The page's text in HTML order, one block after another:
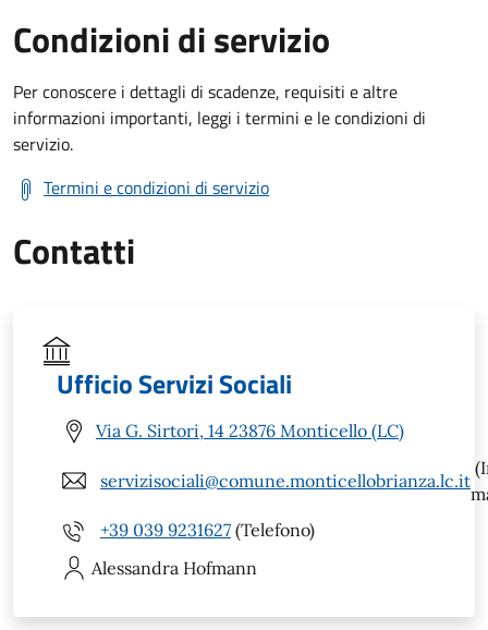
Condizioni di servizio
Per conoscere i dettagli di scadenze, requisiti e altre
informazioni importanti, leggi i termini e le condizioni di
servizio.
Termini e condizioni di servizio
Contatti
Ufficio Servizi Sociali
Via G. Sirtori, 14 23876 Monticello (LC)
servizisociali@comune.monticellobrianza.lc.it
+39 039 9231627 (Telefono)
Alessandra Hofmann